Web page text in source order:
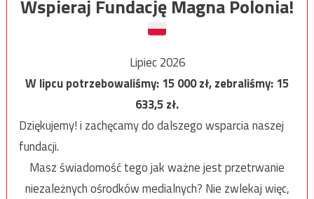
Wspieraj Fundację Magna Polonia!
Lipiec 2026
W lipcu potrzebowaliśmy:15 000zł, zebraliśmy:15
633,5zł.
Dziękujemy! i zachęcamy do dalszego wsparcia naszej
fundacji.
Masz świadomość tego jak ważne jest przetrwanie
niezależnych ośrodków medialnych? Nie zwlekaj więc,